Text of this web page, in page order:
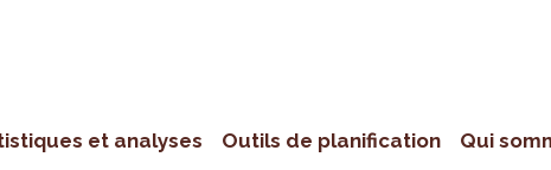
et analyses Outils de planification Qui